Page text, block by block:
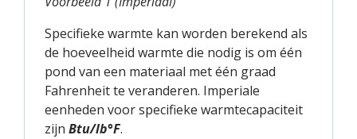
Specifieke warmte kan worden berekend als
de hoeveelheid warmte die nodig is om één
pond van een materiaal met één graad
Fahrenheit te veranderen. Imperiale
eenheden voor specifieke warmtecapaciteit
zijn Btu/lb°F.